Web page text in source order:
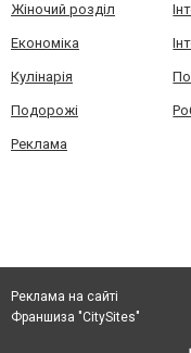
Жіночий розділ
Економіка
Кулінарія
Подорожі
Реклама
Реклама на сайті
Франшиза "CitySites"